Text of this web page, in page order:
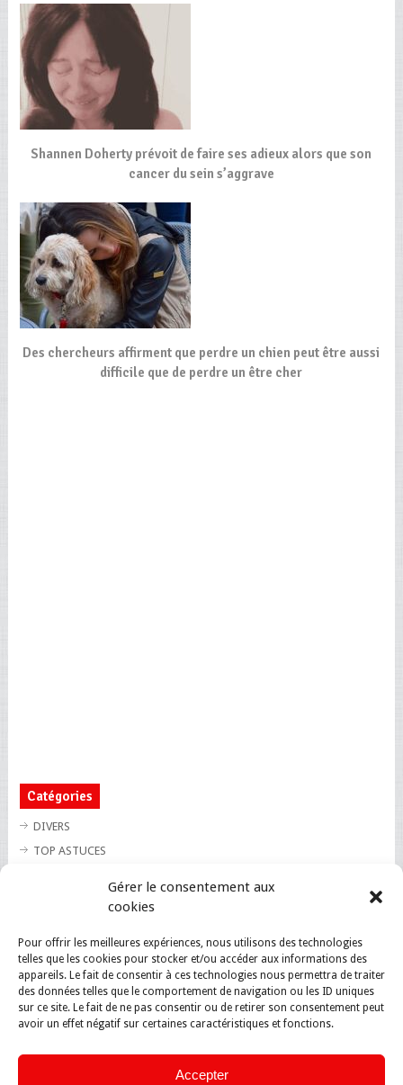
Gérer le consentement aux
cookies
Pour offrir les meilleures expériences, nous utilisons des technologies
telles que les cookies pour stocker et/ou accéder aux informations des
appareils. Le fait de consentir à ces technologies nous permettra de traiter
des données telles que le comportement de navigation ou les ID uniques
sur ce site. Le fait de ne pas consentir ou de retirer son consentement peut
avoir un effet négatif sur certaines caractéristiques et fonctions.
Accepter
Shannen Doherty prévoit de faire ses adieux alors que son
cancer du sein s’aggrave
Des chercheurs affirment que perdre un chien peut être aussi
difficile que de perdre un être cher
Catégories
DIVERS
TOP ASTUCES
TOP INSOLITE
TOP SANTE